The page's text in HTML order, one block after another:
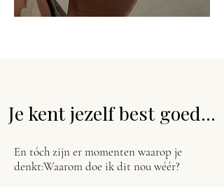
Je kent jezelf best goed...
En tóch zijn er momenten waarop je
denkt:Waarom doe ik dit nou wéér?